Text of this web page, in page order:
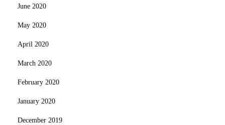
June 2020
May 2020
April 2020
March 2020
February 2020
January 2020
December 2019